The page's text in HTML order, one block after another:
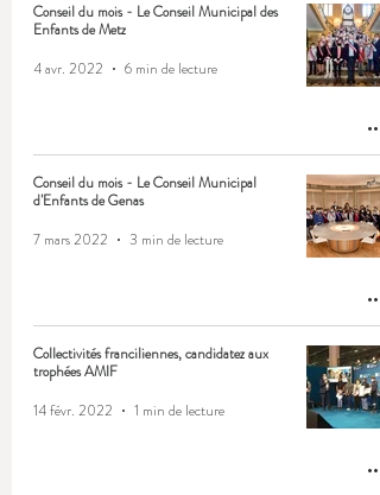
Conseil du mois - Le Conseil Municipal des
Enfants de Metz
4 avr. 2022
6 min de lecture
Conseil du mois - Le Conseil Municipal
d'Enfants de Genas
7 mars 2022
3 min de lecture
Collectivités franciliennes, candidatez aux
trophées AMIF
14 févr. 2022
1 min de lecture